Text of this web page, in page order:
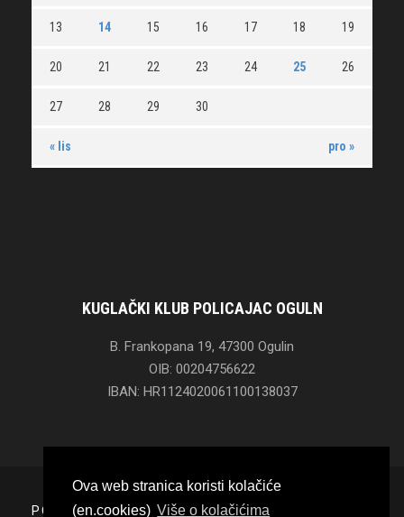
« lis pro »
13 14 15 16 17 18 19
20 21 22 23 24 25 26
27 28 29 30
KUGLAČKI KLUB POLICAJAC OGULN
B. Frankopana 19, 47300 Ogulin
OIB: 00204756622
IBAN: HR1124020061100138037
POČETNA O
Ova web stranica koristi kolačiće
(en.cookies) Više o kolačićima